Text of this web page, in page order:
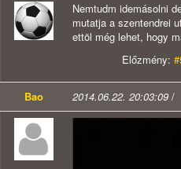
Nemtudm idemásolni
mutatja a szentendrei
ettöl még lehet, hogy
Előzmény:
Bao 2014.06.22. 20:03:09 /